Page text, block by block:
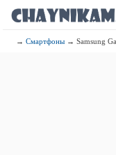
→Смартфоны → Samsung